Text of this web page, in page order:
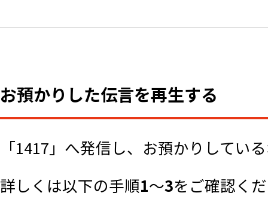
お預かりした伝言を再生する
「1417」へ発信し、お預かりしてい
詳しくは以下の手順1～3をご確認く